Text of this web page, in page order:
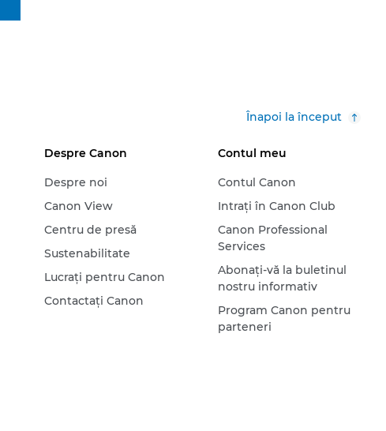
Înapoi la început
Despre Canon
Despre noi
Canon View
Centru de presă
Sustenabilitate
Lucraţi pentru Canon
Contactaţi Canon
Contul meu
Contul Canon
Intraţi în Canon Club
Canon Professional
Services
Abonaţi-vă la buletinul
nostru informativ
Program Canon pentru
parteneri